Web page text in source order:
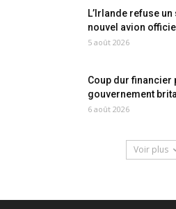
L’Irlande refuse
nouvel avion
5 août 2026
Coup dur financier
gouvernement
6 août 2026
Voir plus